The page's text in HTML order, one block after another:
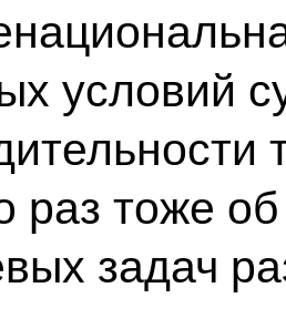
условий
раз тоже
задач